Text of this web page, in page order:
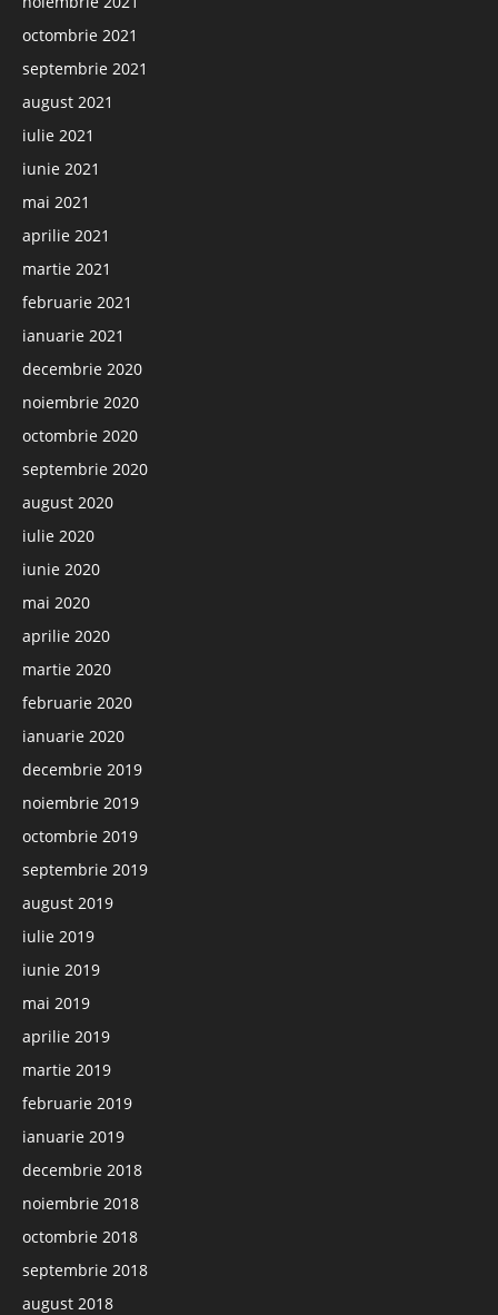
octombrie 2021
septembrie 2021
august 2021
iulie 2021
iunie 2021
mai 2021
aprilie 2021
martie 2021
februarie 2021
ianuarie 2021
decembrie 2020
noiembrie 2020
octombrie 2020
septembrie 2020
august 2020
iulie 2020
iunie 2020
mai 2020
aprilie 2020
martie 2020
februarie 2020
ianuarie 2020
decembrie 2019
noiembrie 2019
octombrie 2019
septembrie 2019
august 2019
iulie 2019
iunie 2019
mai 2019
aprilie 2019
martie 2019
februarie 2019
ianuarie 2019
decembrie 2018
noiembrie 2018
octombrie 2018
septembrie 2018
august 2018